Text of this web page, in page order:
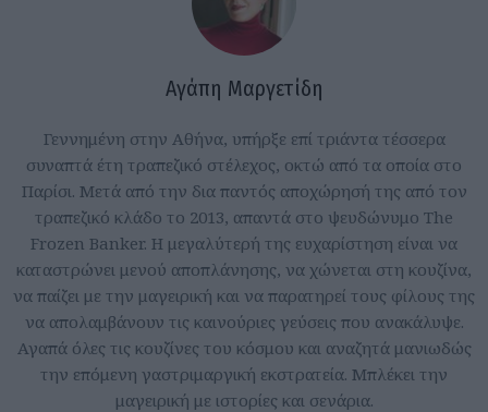
Αγάπη Μαργετίδη
Γεννημένη στην Αθήνα, υπήρξε επί τριάντα τέσσερα
συναπτά έτη τραπεζικό στέλεχος, οκτώ από τα οποία στο
Παρίσι. Μετά από την δια παντός αποχώρησή της από τον
τραπεζικό κλάδο το 2013, απαντά στο ψευδώνυμο The
Frozen Banker. Η μεγαλύτερή της ευχαρίστηση είναι να
καταστρώνει μενού αποπλάνησης, να χώνεται στη κουζίνα,
να παίζει με την μαγειρική και να παρατηρεί τους φίλους της
να απολαμβάνουν τις καινούριες γεύσεις που ανακάλυψε.
Αγαπά όλες τις κουζίνες του κόσμου και αναζητά μανιωδώς
την επόμενη γαστριμαργική εκστρατεία. Μπλέκει την
μαγειρική με ιστορίες και σενάρια.